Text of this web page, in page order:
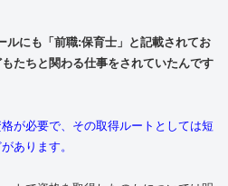
ルにも「前職:保育士」と記載されてお
たちと関わる仕事をされていたんです
が必要で、その取得ルートとしては短
あります。